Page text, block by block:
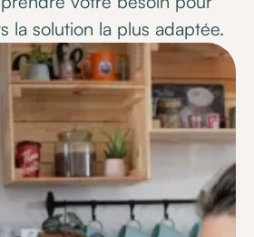
la solution la plus adaptée.